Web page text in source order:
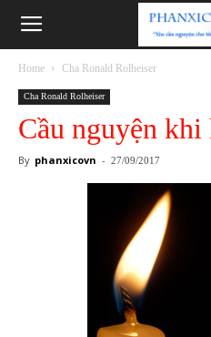
Phanxicô
Home Cha Ronald Rolheiser
Cha Ronald Rolheiser
Cầu nguyện
By phanxicovn - 27/09/2017